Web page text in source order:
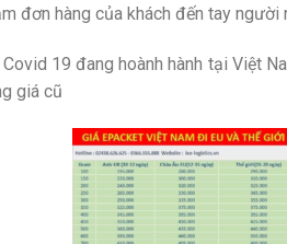
đơn hàng của khách đến tay
19 đang hoành hành tại Việt
giá cũ